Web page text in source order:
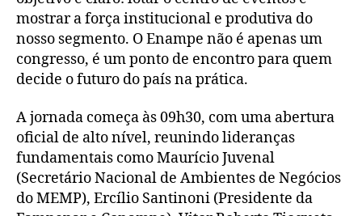
mostrar a força institucional e produtiva do
nosso segmento. O Enampe não é apenas um
congresso, é um ponto de encontro para quem
decide o futuro do país na prática.
A jornada começa às 09h30, com uma abertura
oficial de alto nível, reunindo lideranças
fundamentais como Maurício Juvenal
(Secretário Nacional de Ambientes de Negócios
do MEMP), Ercílio Santinoni (Presidente da